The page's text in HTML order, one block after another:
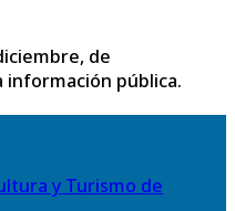
de
información pública.